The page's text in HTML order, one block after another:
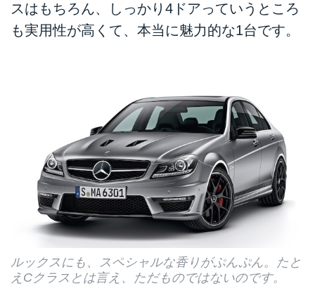
スはもちろん、しっかり4ドアっていうところ
も実用性が高くて、本当に魅力的な1台です。
ルックスにも、スペシャルな香りがぷんぷん。たと
えCクラスとは言え、ただものではないのです。